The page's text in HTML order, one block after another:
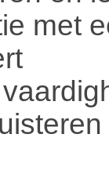
met